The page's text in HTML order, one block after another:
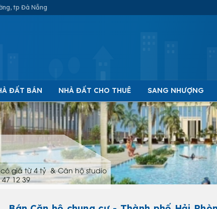
tp Đà Nẵng
ĐẤT BÁN NHÀ ĐẤT CHO THUÊ SANG NHƯỢNG
giá từ 4 tỷ & Căn hộ studio
12 39